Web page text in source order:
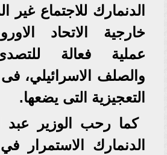
الدنمارك للاجتماع غير
خارجية الاتحاد
عملية فعالة
والصلف الاسرائيلي،
التعجيزية التى يضعها.
كما رحب الوزير عبد
الدنمارك الاستمرار